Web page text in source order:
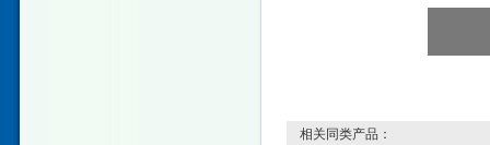
相关同类产品：